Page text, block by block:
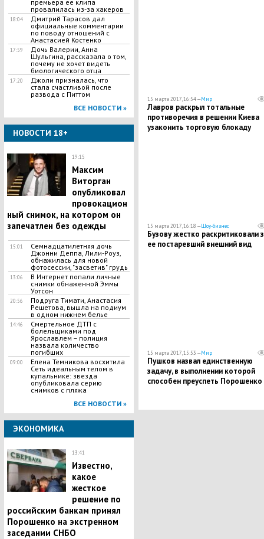
премьера ее клипа
провалилась из-за хакеров
18:04
Дмитрий Тарасов дал
официальные комментарии
по поводу отношений с
Анастасией Костенко
17:59
Дочь Валерии, Анна
Шульгина, рассказала о том,
почему не хочет видеть
биологического отца
17:20
Джоли призналась, что
стала счастливой после
развода с Питтом
ВСЕ НОВОСТИ »
НОВОСТИ 18+
19:15
Максим
Виторган
опубликовал
провокацион
ный снимок, на котором он
запечатлен без одежды
15:01
Семнадцатилетняя дочь
Джонни Деппа, Лили-Роуз,
обнажилась для новой
фотосессии, "засветив" грудь
13:06
В Интернет попали личные
снимки обнаженной Эммы
Уотсон
20:56
Подруга Тимати, Анастасия
Решетова, вышла на подиум
в одном нижнем белье
14:46
Смертельное ДТП с
болельщиками под
Ярославлем – полиция
назвала количество
погибших
09:00
Елена Темникова восхитила
Сеть идеальным телом в
купальнике: звезда
опубликовала серию
снимков с пляжа
ВСЕ НОВОСТИ »
ЭКОНОМИКА
13:41
Известно,
какое
жесткое
решение по
российским банкам принял
Порошенко на экстренном
заседании СНБО
15 марта 2017, 16:54 —Мир
Лавров раскрыл тотальные
противоречия в решении Киева
узаконить торговую блокаду
15 марта 2017, 16:18 —Шоу-бизнес
Бузову жестко раскритиковали
ее постаревший внешний вид
15 марта 2017, 15:53 —Мир
Пушков назвал единственную
задачу, в выполнении которой
способен преуспеть Порошенко